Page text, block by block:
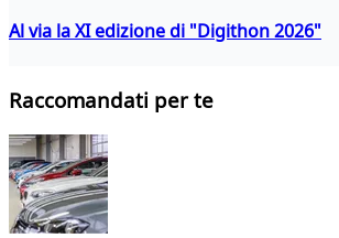
Al via la XI edizione di "Digithon 2026"
Raccomandati per te